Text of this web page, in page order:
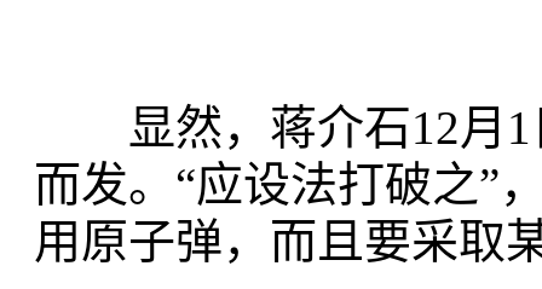
显然，蒋介石12月1
而发。“应设法打破之”
用原子弹，而且要采取